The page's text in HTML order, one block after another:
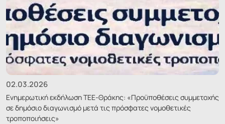
02.03.2026
Ενημερωτική εκδήλωση ΤΕΕ-Θράκης: «Προϋποθέσεις συμμετοχής
σε δημόσιο διαγωνισμό μετά τις πρόσφατες νομοθετικές
τροποποιήσεις»